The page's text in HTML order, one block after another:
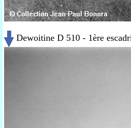
Dewoitine D 510 - 1ère